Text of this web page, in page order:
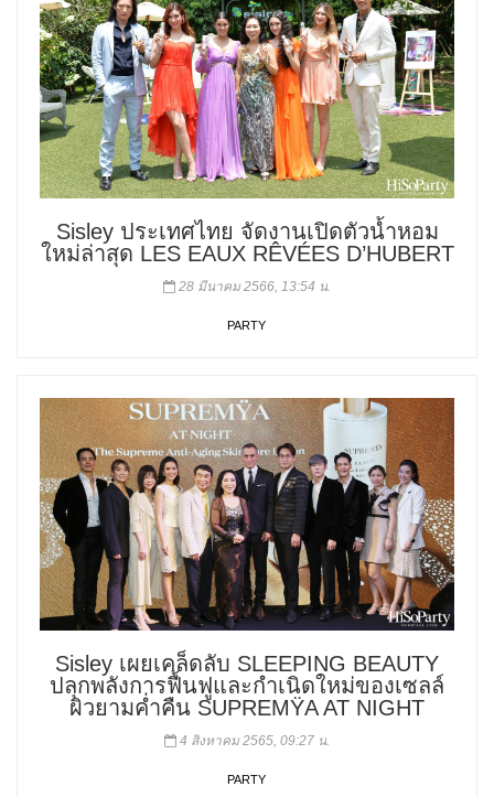
Sisley ประเทศไทย จัดงานเปิดตัวน้ำหอม
ใหม่ล่าสุด LES EAUX RÊVÉES D’HUBERT
28 มีนาคม 2566, 13:54 น.
PARTY
Sisley เผยเคล็ดลับ SLEEPING BEAUTY
ปลุกพลังการฟื้นฟูและกำเนิดใหม่ของเซลล์
ผิวยามค่ำคืน SUPREMŸA AT NIGHT
4 สิงหาคม 2565, 09:27 น.
PARTY